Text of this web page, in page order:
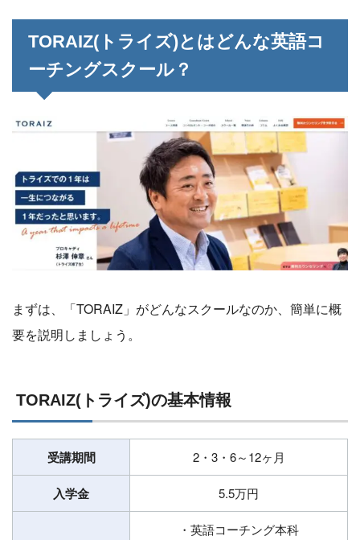
TORAIZ(トライズ)とはどんな英語コ
ーチングスクール？
まずは、「TORAIZ」がどんなスクールなのか、簡単に概
要を説明しましょう。
TORAIZ(トライズ)の基本情報
受講期間 2・3・6～12ヶ月
入学金 5.5万円
・英語コーチング本科